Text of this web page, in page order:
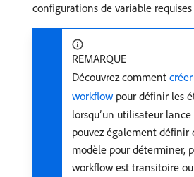
configurations de variable
REMARQUE
Découvrez comment
workflow pour définir les
lorsqu’un utilisateur
pouvez également définir
modèle pour déterminer,
workflow est transitoire